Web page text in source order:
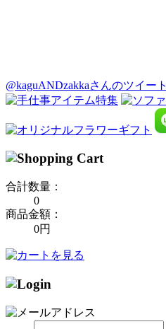
@kaguANDzakkaさんのツイート
合計数量：
0
商品金額：
0円